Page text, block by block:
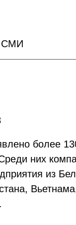
СМИ
более
них
из